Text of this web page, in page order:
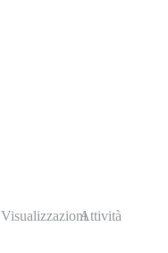
VisualizzazioniAttività